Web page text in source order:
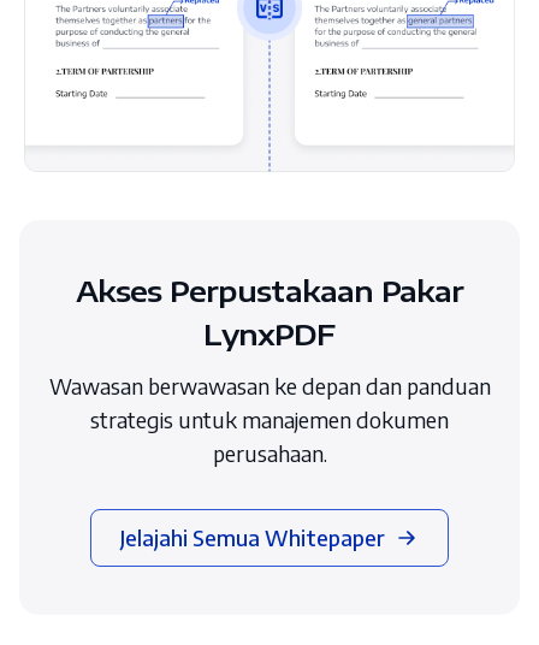
Akses Perpustakaan Pakar
LynxPDF
Wawasan berwawasan ke depan dan panduan
strategis untuk manajemen dokumen
perusahaan.
Jelajahi Semua Whitepaper